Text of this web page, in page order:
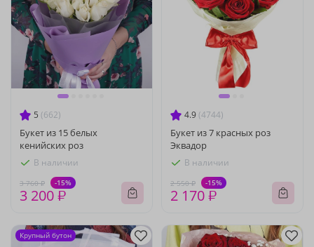
5 (662)
Букет из 15 белых
кенийских роз
В наличии
3 760 ₽ -15%
3 200 ₽
4.9 (4744)
Букет из 7 красных роз
Эквадор
В наличии
2 550 ₽ -15%
2 170 ₽
Крупный бутон